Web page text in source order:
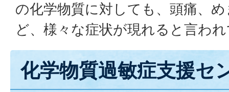
の化学物質に対しても、頭痛、
ど、様々な症状が現れると言わ
化学物質過敏症支援セ